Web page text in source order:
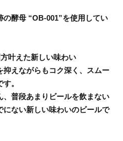
酵母 “OB-001”を使用してい
叶えた新しい味わい
抑えながらもコク深く、スムー
。
、普段あまりビールを飲まない
にない新しい味わいのビールで